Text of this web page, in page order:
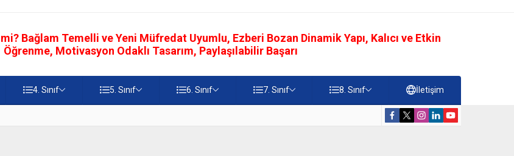
Bağlam Temelli ve Yeni Müfredat Uyumlu, Ezberi Bozan Dinamik Yapı, Kalıcı ve Etkin
Öğrenme, Motivasyon Odaklı Tasarım, Paylaşılabilir Başarı
4. Sınıf 5. Sınıf 6. Sınıf 7. Sınıf 8. Sınıf İletişim